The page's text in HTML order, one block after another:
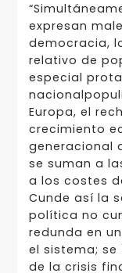
expresan
democracia,
relativo de
especial
Europa, el
crecimiento
generacional
se suman a
a los costes
Cunde así la
política no
redunda en
el sistema;
de la crisis